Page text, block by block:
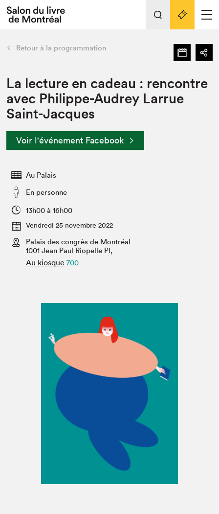
Espace médias
Espace exposant⋅e⋅s
Espace enseignant·e·s
Espace pro
Tout sur l'édition 2022
Actualités
Vidéos et Balados
Club de lecture Braindate
retour Nos activités
Édition 2022
Planifier sa visite
Nous connaître
Projets partenaires 2022
Liens pratiques
Retour à la programmation
La lecture en cadeau : rencontre
avec Philippe-Audrey Larrue
Saint-Jacques
Voir l'événement Facebook
Au Palais
En personne
13h00 à 16h00
Vendredi 25 novembre 2022
Palais des congrès de Montréal
1001 Jean Paul Riopelle Pl,
Au kiosque 700